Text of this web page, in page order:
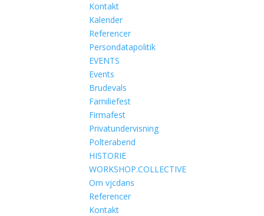
Kontakt
Kalender
Referencer
Persondatapolitik
EVENTS
Events
Brudevals
Familiefest
Firmafest
Privatundervisning
Polterabend
HISTORIE
WORKSHOP.COLLECTIVE
Om vjcdans
Referencer
Kontakt